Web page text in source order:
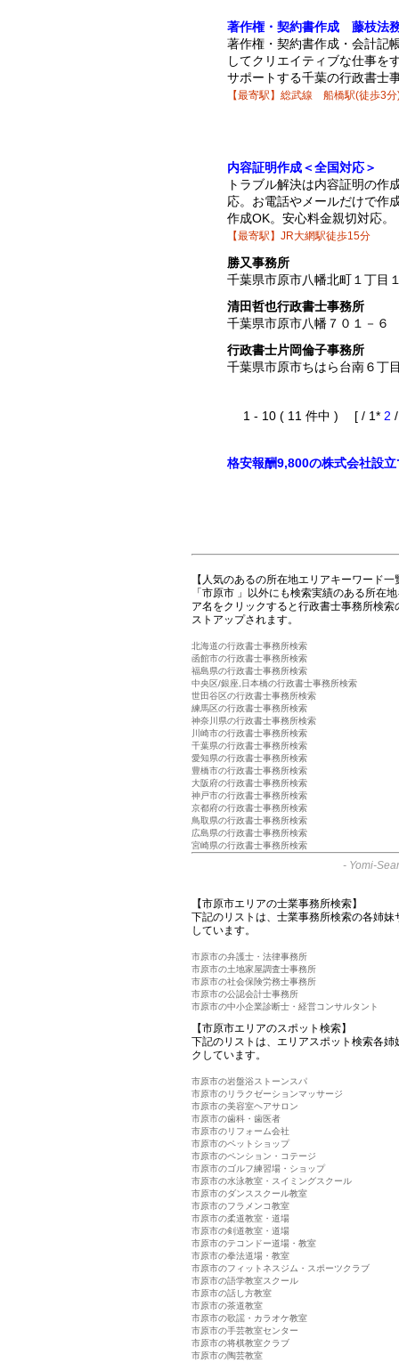
著作権・契約書作成 藤枝法
著作権・契約書作成・会計記
してクリエイティブな仕事を
サポートする千葉の行政書士
【最寄駅】総武線 船橋駅(徒歩3分
内容証明作成＜全国対応＞
トラブル解決は内容証明の作
応。お電話やメールだけで作
作成OK。安心料金親切対応。
【最寄駅】JR大網駅徒歩15分
勝又事務所
千葉県市原市八幡北町１丁目
清田哲也行政書士事務所
千葉県市原市八幡７０１－６
行政書士片岡倫子事務所
千葉県市原市ちはら台南６丁
1 - 10 ( 11 件中 ) [ / 1* 2
格安報酬9,800の株式会社設
【人気のあるの所在地エリアキーワード一
「市原市 」以外にも検索実績のある所在
ア名をクリックすると行政書士事務所検
ストアップされます。
北海道の行政書士事務所検索
函館市の行政書士事務所検索
福島県の行政書士事務所検索
中央区/銀座,日本橋の行政書士事務所検索
世田谷区の行政書士事務所検索
練馬区の行政書士事務所検索
神奈川県の行政書士事務所検索
川崎市の行政書士事務所検索
千葉県の行政書士事務所検索
愛知県の行政書士事務所検索
豊橋市の行政書士事務所検索
大阪府の行政書士事務所検索
神戸市の行政書士事務所検索
京都府の行政書士事務所検索
鳥取県の行政書士事務所検索
広島県の行政書士事務所検索
宮崎県の行政書士事務所検索
- Yomi-
【市原市エリアの士業事務所検索】
下記のリストは、士業事務所検索の各姉
しています。
市原市の弁護士・法律事務所
市原市の土地家屋調査士事務所
市原市の社会保険労務士事務所
市原市の公認会計士事務所
市原市の中小企業診断士・経営コンサルタント
【市原市エリアのスポット検索】
下記のリストは、エリアスポット検索各
クしています。
市原市の岩盤浴ストーンスパ
市原市のリラクゼーションマッサージ
市原市の美容室ヘアサロン
市原市の歯科・歯医者
市原市のリフォーム会社
市原市のペットショップ
市原市のペンション・コテージ
市原市のゴルフ練習場・ショップ
市原市の水泳教室・スイミングスクール
市原市のダンススクール教室
市原市のフラメンコ教室
市原市の柔道教室・道場
市原市の剣道教室・道場
市原市のテコンドー道場・教室
市原市の拳法道場・教室
市原市のフィットネスジム・スポーツクラブ
市原市の語学教室スクール
市原市の話し方教室
市原市の茶道教室
市原市の歌謡・カラオケ教室
市原市の手芸教室センター
市原市の将棋教室クラブ
市原市の陶芸教室